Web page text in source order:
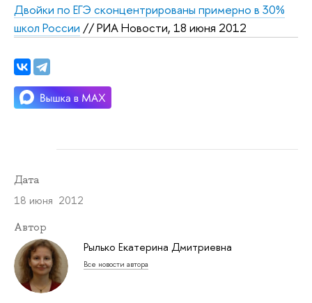
Двойки по ЕГЭ сконцентрированы примерно в 30%
школ России // РИА Новости, 18 июня 2012
Дата
18 июня 2012
Автор
Рылько Екатерина Дмитриевна
Все новости автора